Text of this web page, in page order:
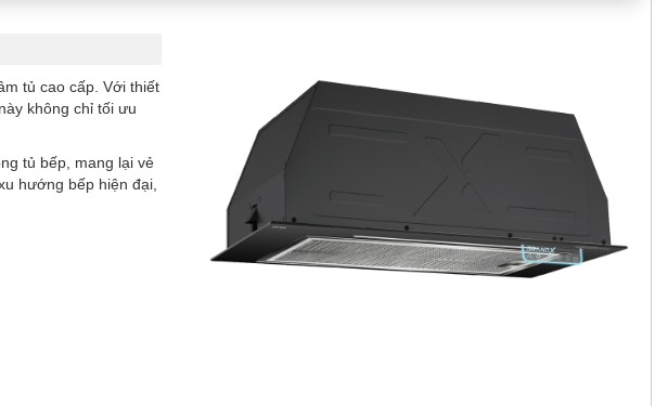
tủ cao cấp. Với thiết
không chỉ tối ưu
tủ bếp, mang lại vẻ
hướng bếp hiện đại,